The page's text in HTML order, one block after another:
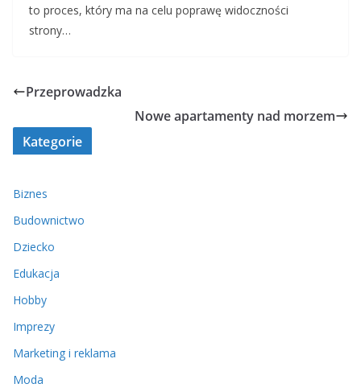
to proces, który ma na celu poprawę widoczności
strony…
Przeprowadzka
Nowe apartamenty nad morzem
Kategorie
Biznes
Budownictwo
Dziecko
Edukacja
Hobby
Imprezy
Marketing i reklama
Moda